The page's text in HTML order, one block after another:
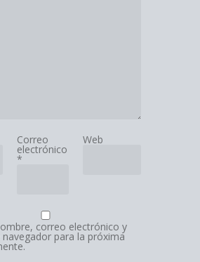
Correo
electrónico
*
Web
correo electrónico y
para la próxima